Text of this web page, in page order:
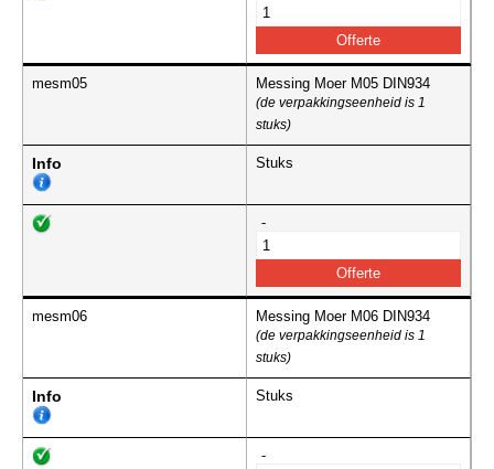
mesm05 Messing Moer M05 DIN934
(de verpakkingseenheid is 1
stuks)
Info Stuks
-
mesm06 Messing Moer M06 DIN934
(de verpakkingseenheid is 1
stuks)
Info Stuks
-